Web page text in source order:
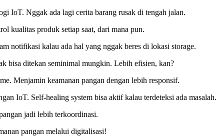
IoT. Nggak ada lagi cerita barang rusak di tengah jalan.
kualitas produk setiap saat, dari mana pun.
notifikasi kalau ada hal yang nggak beres di lokasi storage.
bisa ditekan seminimal mungkin. Lebih efisien, kan?
Menjamin keamanan pangan dengan lebih responsif.
IoT. Self-healing system bisa aktif kalau terdeteksi ada masalah.
jadi lebih terkoordinasi.
pangan melalui digitalisasi!